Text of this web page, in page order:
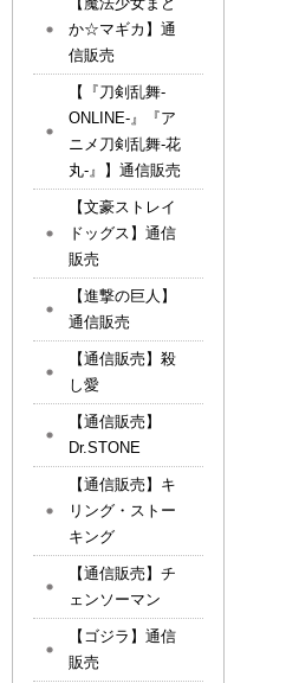
か☆マギカ】通
信販売
【『刀剣乱舞-
ONLINE-』『ア
ニメ刀剣乱舞-花
丸-』】通信販売
【文豪ストレイ
ドッグス】通信
販売
【進撃の巨人】
通信販売
【通信販売】殺
し愛
【通信販売】
Dr.STONE
【通信販売】キ
リング・ストー
キング
【通信販売】チ
ェンソーマン
【ゴジラ】通信
販売